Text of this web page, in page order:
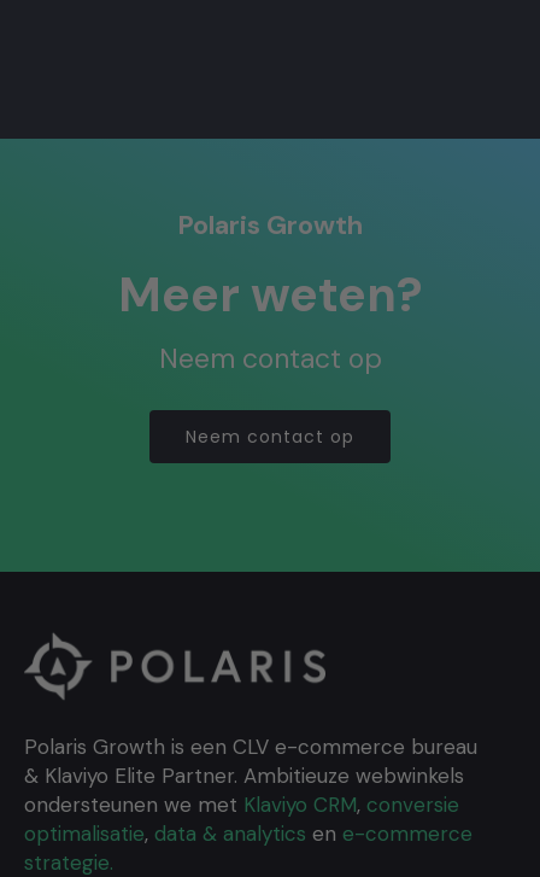
Polaris Growth
Meer weten?
Neem contact op
Neem contact op
Polaris Growth is een CLV e-commerce bureau
& Klaviyo Elite Partner. Ambitieuze webwinkels
ondersteunen we met Klaviyo CRM, conversie
optimalisatie, data & analytics en e-commerce
strategie.